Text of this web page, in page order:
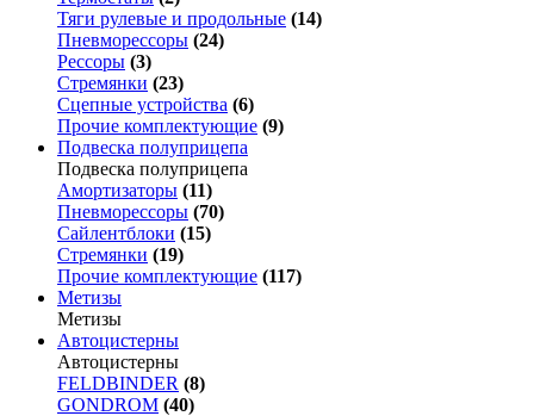
Тяги рулевые и продольные (14)
Пневморессоры (24)
Рессоры (3)
Стремянки (23)
Сцепные устройства (6)
Прочие комплектующие (9)
Подвеска полуприцепа
Подвеска полуприцепа
Амортизаторы (11)
Пневморессоры (70)
Сайлентблоки (15)
Стремянки (19)
Прочие комплектующие (117)
Метизы
Метизы
Автоцистерны
Автоцистерны
FELDBINDER (8)
GONDROM (40)